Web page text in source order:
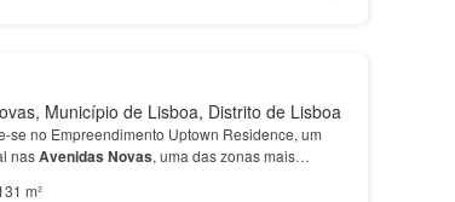
Município de Lisboa, Distrito de Lisboa
se no Empreendimento Uptown Residence, um
nasAvenidas Novas, uma das zonas mais
sofisticados e desejados de L…
m²